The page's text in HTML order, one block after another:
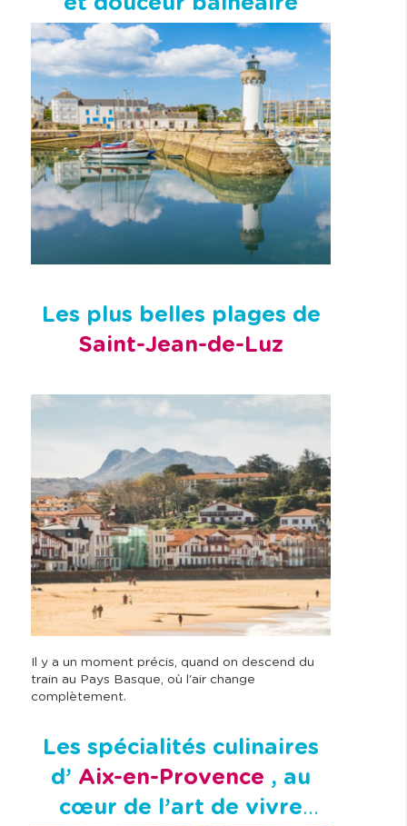
Les plus belles plages de
Saint-Jean-de-Luz
Il y a un moment précis, quand on descend du
train au Pays Basque, où l'air change
complètement.
Les spécialités culinaires
d’ Aix-en-Provence , au
cœur de l’art de vivre